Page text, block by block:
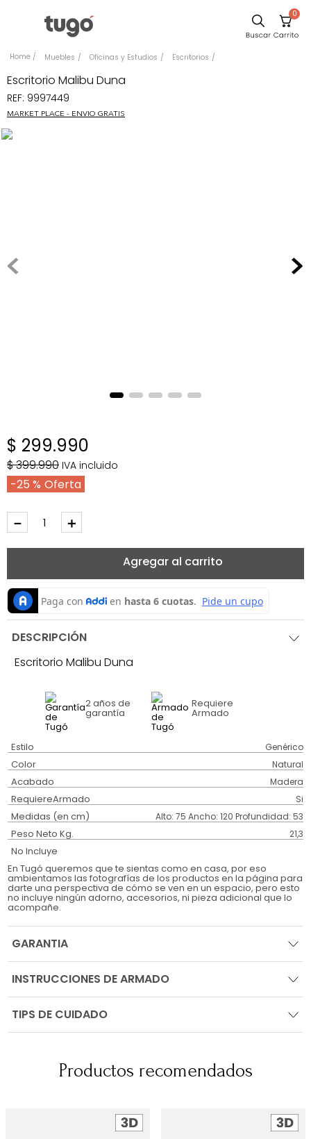
0
Muebles Oficinas y Estudios Escritorios
Escritorio Malibu Duna
REF: 9997449
MARKET PLACE - ENVIO GRATIS
$ 299.990
$399.990 IVA incluido
25 %
＋
－
Agregar al carrito
DESCRIPCIÓN
Escritorio Malibu Duna
2 años de
garantía
Requiere
Armado
Estilo Genérico
Color Natural
Acabado Madera
RequiereArmado Si
Medidas (en cm) Alto: 75 Ancho: 120 Profundidad: 53
Peso Neto Kg. 21,3
No Incluye
En Tugó queremos que te sientas como en casa, por eso
ambientamos las fotografías de los productos en la página para
darte una perspectiva de cómo se ven en un espacio, pero esto
no incluye ningún adorno, accesorios, ni pieza adicional que lo
acompañe.
GARANTIA
INSTRUCCIONES DE ARMADO
TIPS DE CUIDADO
Productos recomendados
Comedor
Escritorio